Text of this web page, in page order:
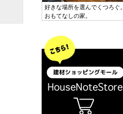
好きな場所を選んでくつろぐ。
おもてなしの家。